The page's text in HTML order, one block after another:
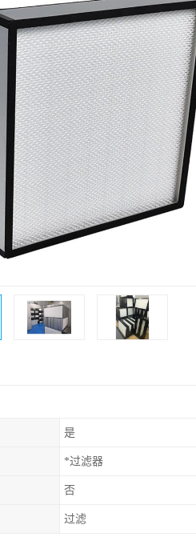
是
*过滤器
否
过滤